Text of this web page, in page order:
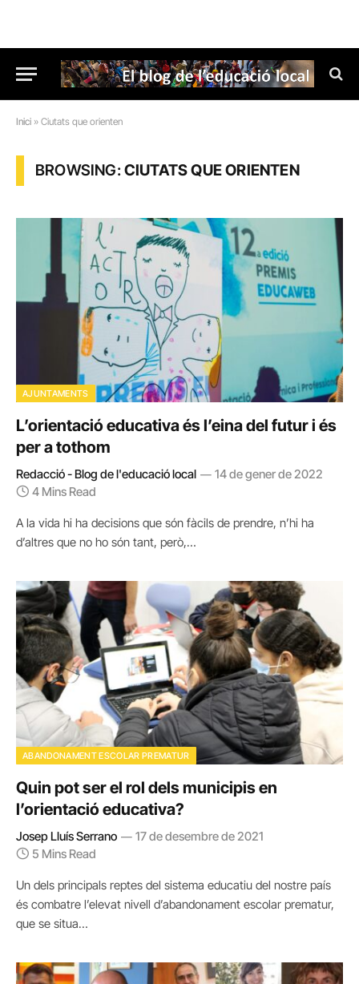
Inici » Ciutats que orienten
BROWSING:CIUTATS QUE ORIENTEN
AJUNTAMENTS
L’orientació educativa és l’eina del futur i és
per a tothom
Redacció - Blog de l'educació local
14 de gener de 2022
4 Mins Read
A la vida hi ha decisions que són fàcils de prendre, n’hi ha
d’altres que no ho són tant, però,…
ABANDONAMENT ESCOLAR PREMATUR
Quin pot ser el rol dels municipis en
l’orientació educativa?
Josep Lluís Serrano
17 de desembre de 2021
5 Mins Read
Un dels principals reptes del sistema educatiu del nostre país
és combatre l’elevat nivell d’abandonament escolar prematur,
que se situa…